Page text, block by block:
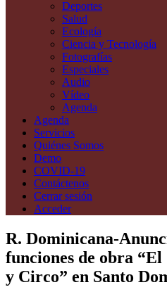
Deportes
Salud
Ecología
Ciencia y Tecnología
Fotografías
Especiales
Audio
Vídeo
Agenda
Agenda
Servicios
Quiénes Somos
Demo
COVID-19
Contáctenos
Cerrar sesión
Acceder
R. Dominicana-
funciones de obra
y Circo” en Santo